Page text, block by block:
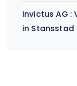
Invictus AG
in Stansstad